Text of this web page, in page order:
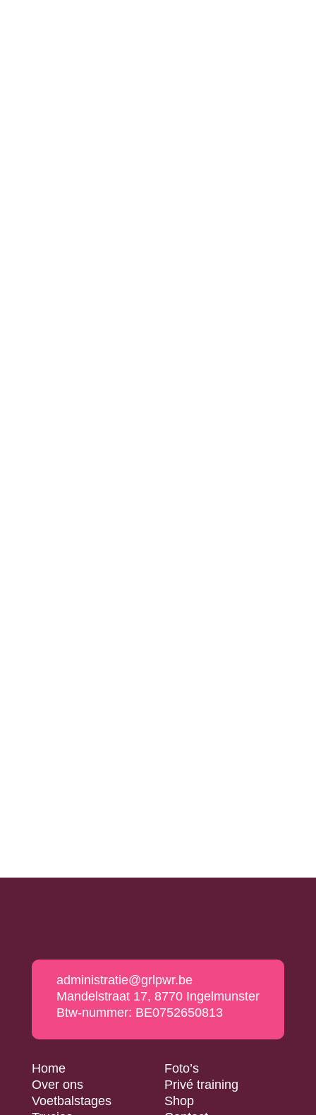
administratie@grlpwr.be
Mandelstraat 17, 8770 Ingelmunster
Btw-nummer: BE0752650813
Home
Over ons
Voetbalstages
Foto’s
Privé training
Shop